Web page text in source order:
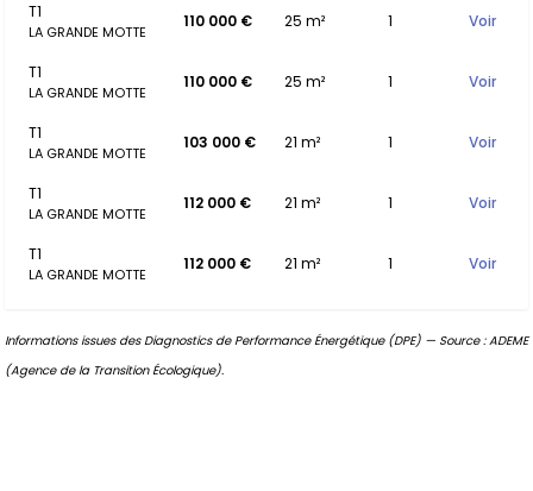
T1
LA GRANDE MOTTE
110 000 € 25 m² 1 Voir
T1
LA GRANDE MOTTE
110 000 € 25 m² 1 Voir
T1
LA GRANDE MOTTE
103 000 € 21 m² 1 Voir
T1
LA GRANDE MOTTE
112 000 € 21 m² 1 Voir
T1
LA GRANDE MOTTE
112 000 € 21 m² 1 Voir
Informations issues des Diagnostics de Performance Énergétique (DPE) — Source : ADEME
(Agence de la Transition Écologique).